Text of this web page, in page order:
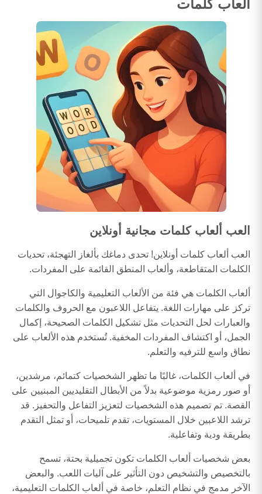
ألعاب كلمات
العب ألعاب كلمات مجانية أونلاين
العب ألعاب كلمات أونلاين! تحدى دماغك بألغاز التهجئة، تحديات
الكلمات المتقاطعة، وألعاب المنطق القائمة على المفردات.
ألعاب الكلمات هي فئة من الألعاب التعليمية والكاجوال التي
تركز على مهارات اللغة. يتفاعل اللاعبون مع الحروف والكلمات
والعبارات لحل التحديات مثل تشكيل الكلمات الصحيحة، إكمال
الجمل، أو اكتشاف المفردات المخفية. تُستخدم هذه الألعاب على
نطاق واسع للترفيه والتعلم.
في ألعاب الكلمات، غالبًا ما تظهر الشخصيات كتمائم، مرشدين،
أو صور رمزية موضوعية بدلاً من الأبطال التقليديين المبنيين على
القصة. تم تصميم هذه الشخصيات لتعزيز التفاعل والتحفيز. قد
ترشد اللاعبين خلال المستويات، تقدم تلميحات، أو تمثل التقدم
بطريقة ودية وتفاعلية.
بعض شخصيات ألعاب الكلمات تكون تجميلية بحتة، تسمح
بالتخصيص والتشخيص دون التأثير على آليات اللعب. والبعض
الآخر مدمج في نظام التعلم، خاصة في ألعاب الكلمات التعليمية،